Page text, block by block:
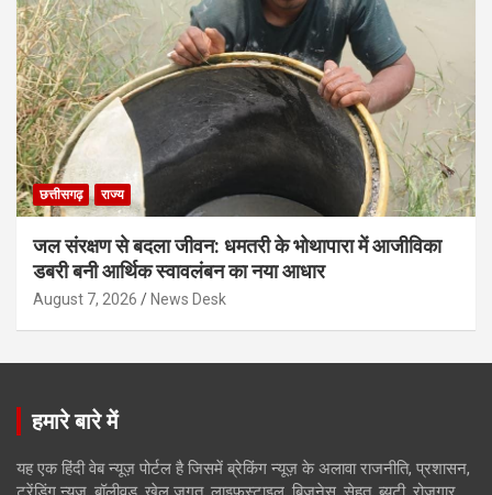
छत्तीसगढ़ राज्य
जल संरक्षण से बदला जीवन: धमतरी के भोथापारा में आजीविका
डबरी बनी आर्थिक स्वावलंबन का नया आधार
August 7, 2026 News Desk
हमारे बारे में
यह एक हिंदी वेब न्यूज़ पोर्टल है जिसमें ब्रेकिंग न्यूज़ के अलावा राजनीति, प्रशासन,